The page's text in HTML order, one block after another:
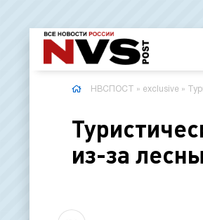
НВСПОСТ » exclusive »
из-за